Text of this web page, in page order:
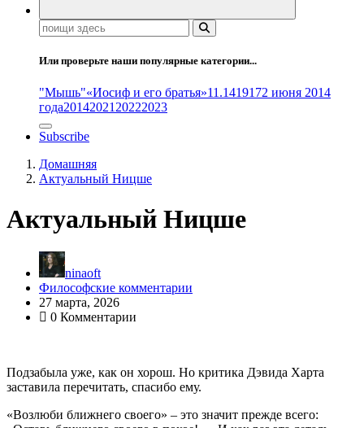
Поиск:
Или проверьте наши популярные категории...
"Мышь"«Иосиф и его братья»11.1419172 июня 2014
года2014202120222023
Subscribe
Домашняя
Актуальный Ницше
Актуальный Ницше
ninaoft
Философские комментарии
27 марта, 2026
0 Комментарии
Подзабыла уже, как он хорош. Но критика Дэвида Харта
заставила перечитать, спасибо ему.
«Возлюби ближнего своего» – это значит прежде всего: